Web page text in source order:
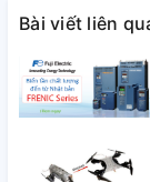
Bài viết liên